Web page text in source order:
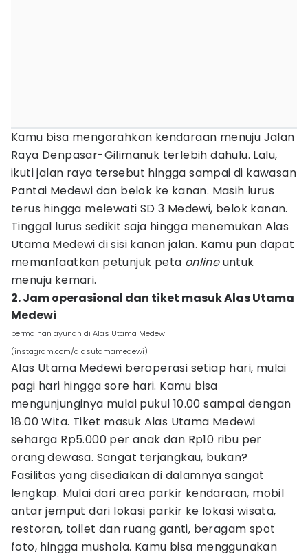
Kamu bisa mengarahkan kendaraan menuju Jalan
Raya Denpasar-Gilimanuk terlebih dahulu. Lalu,
ikuti jalan raya tersebut hingga sampai di kawasan
Pantai Medewi dan belok ke kanan. Masih lurus
terus hingga melewati SD 3 Medewi, belok kanan.
Tinggal lurus sedikit saja hingga menemukan Alas
Utama Medewi di sisi kanan jalan. Kamu pun dapat
memanfaatkan petunjuk peta onlineuntuk
menuju kemari.
2. Jam operasional dan tiket masuk Alas Utama
Medewi
permainan ayunan di Alas Utama Medewi
(instagram.com/alasutamamedewi)
Alas Utama Medewi beroperasi setiap hari, mulai
pagi hari hingga sore hari. Kamu bisa
mengunjunginya mulai pukul 10.00 sampai dengan
18.00 Wita. Tiket masuk Alas Utama Medewi
seharga Rp5.000 per anak dan Rp10 ribu per
orang dewasa. Sangat terjangkau, bukan?
Fasilitas yang disediakan di dalamnya sangat
lengkap. Mulai dari area parkir kendaraan, mobil
antar jemput dari lokasi parkir ke lokasi wisata,
restoran, toilet dan ruang ganti, beragam spot
foto, hingga mushola. Kamu bisa menggunakan